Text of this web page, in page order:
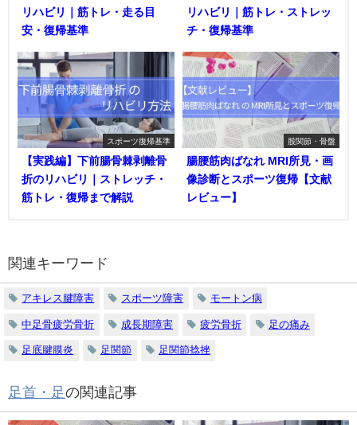
リハビリ｜筋トレ・走る目
安・復帰基準
リハビリ｜筋トレ・ストレッ
チ・復帰基準
スポーツ復帰基準
【実践編】下前腸骨棘剥離骨
折のリハビリ｜ストレッチ・
筋トレ・復帰まで解説
股関節・骨盤
腸腰筋肉ばなれ MRI所見・画
像診断とスポーツ復帰【文献
レビュー】
関連キーワード
アキレス腱障害 スポーツ障害 モートン病
中足骨疲労骨折 成長期障害 疲労骨折 足の痛み
足底腱膜炎 足関節 足関節捻挫
足首・足の関連記事